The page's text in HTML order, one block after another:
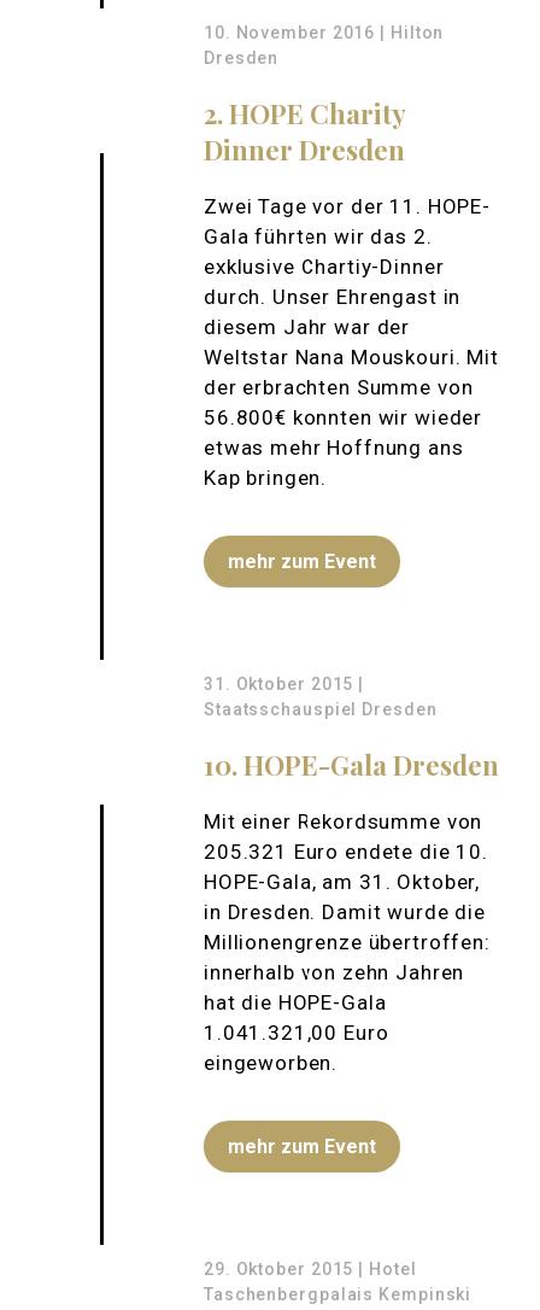
10. November 2016 | Hilton
Dresden
2. HOPE Charity
Dinner Dresden
Zwei Tage vor der 11. HOPE-
Gala führten wir das 2.
exklusive Chartiy-Dinner
durch. Unser Ehrengast in
diesem Jahr war der
Weltstar Nana Mouskouri. Mit
der erbrachten Summe von
56.800€ konnten wir wieder
etwas mehr Hoffnung ans
Kap bringen.
mehr zum Event
31. Oktober 2015 |
Staatsschauspiel Dresden
10. HOPE-Gala Dresden
Mit einer Rekordsumme von
205.321 Euro endete die 10.
HOPE-Gala, am 31. Oktober,
in Dresden. Damit wurde die
Millionengrenze übertroffen:
innerhalb von zehn Jahren
hat die HOPE-Gala
1.041.321,00 Euro
eingeworben.
mehr zum Event
29. Oktober 2015 | Hotel
Taschenbergpalais Kempinski